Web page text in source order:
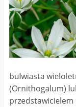
bulwiasta
(Ornithogalum)